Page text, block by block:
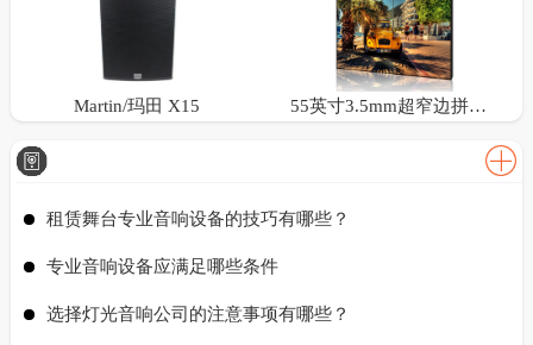
Martin/玛田 X15 55英寸3.5mm超窄边拼接屏
租赁舞台专业音响设备的技巧有哪些？
专业音响设备应满足哪些条件
选择灯光音响公司的注意事项有哪些？